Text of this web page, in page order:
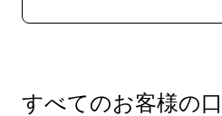
すべてのお客様の